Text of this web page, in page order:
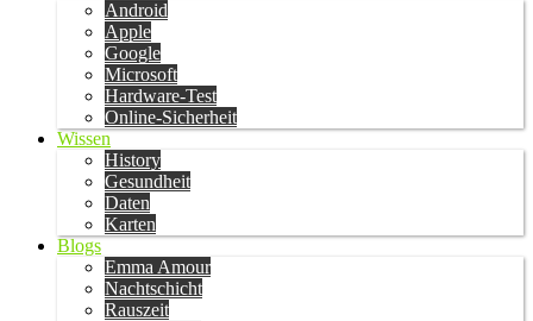
Android
Apple
Google
Microsoft
Hardware-Test
Online-Sicherheit
Wissen
History
Gesundheit
Daten
Karten
Blogs
Emma Amour
Nachtschicht
Rauszeit